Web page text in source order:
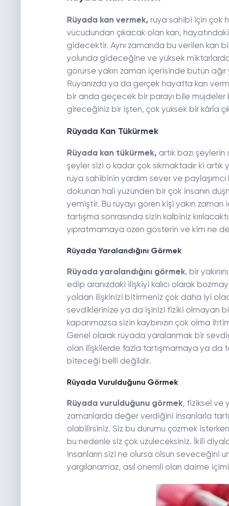
Rüyada kan vermek, rüya sahibi için çok
vücudundan çıkacak olan kan,
gidecektir. Aynı zamanda bu verilen kan
yolunda gideceğine ve yüksek
görürse yakın zaman içerisinde bütün
Rüyanızda ya da gerçek hayatta kan
bir anda geçecek bir parayı bile müjdeler
gireceğiniz bir işten, çok yüksek bir kârla
Rüyada Kan Tükürmek
Rüyada kan tükürmek, artık bazı
şeyler sizi o kadar çok sıkmaktadır ki
rüya sahibinin yardım sever ve
dokunan hali yüzünden bir çok insanın
yemiştir. Bu rüyayı gören kişi yakın
tartışma sonrasında sizin kalbiniz
yıpratmamaya özen gösterin ve kim ne
Rüyada Yaralandığını Görmek
Rüyada yaralandığını görmek, bir
edip aranızdaki ilişkiyi kalıcı olarak
yoldan ilişkinizi bitirmeniz çok daha iyi
sevdiklerinize ya da işinizi fiziki olmayan
kapanmazsa sizin kaybınızın çok olma
Genel olarak rüyada yaralanmak bir
olan ilişkilerde fazla tartışmamaya ya da
biteceği belli değildir.
Rüyada Vurulduğunu Görmek
Rüyada vurulduğunu görmek, fiziksel ve
zamanlarda değer verdiğini insanlarla
olabilirsiniz. Siz bu durumu çözmek
bu nedenle siz çok üzüleceksiniz. İkili
insanların sizi ne olursa olsun seveceğini
yargılanamaz, asıl önemli olan daime